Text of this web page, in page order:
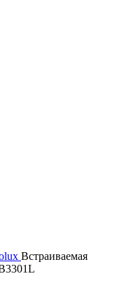
Встраиваемая